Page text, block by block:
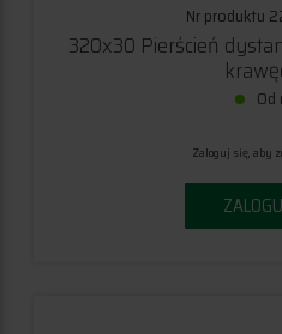
Nr produktu
320x30 Pierścień
Od
Zaloguj się, aby